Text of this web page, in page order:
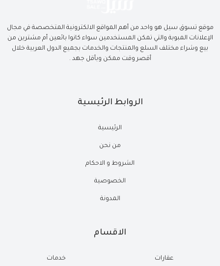
موقع تسوق سيل هو واحد من أهم المواقع الالكترونية المتخصصة في مجال
الإعلانات المبوبة والتي تمكن المستخدمين سواء كانوا بائعين أم مشترين من
بيع وشراء مختلف السلع والمنتجات والخدمات بجميع الدول العربية خلال
أقصر وقت ممكن وبأقل جهد .
الروابط الرئيسية
الرئيسية
من نحن
الشروط و الاحكام
الخصوصية
المدونة
الاقسام
عقارات خدمات